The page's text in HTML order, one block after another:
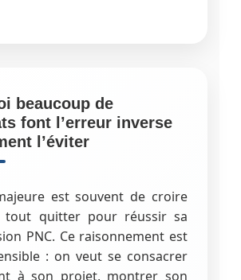
beaucoup de
font l’erreur inverse
l’éviter
est souvent de croire
tout quitter pour réussir sa
PNC. Ce raisonnement est
: on veut se consacrer
à son projet, montrer son